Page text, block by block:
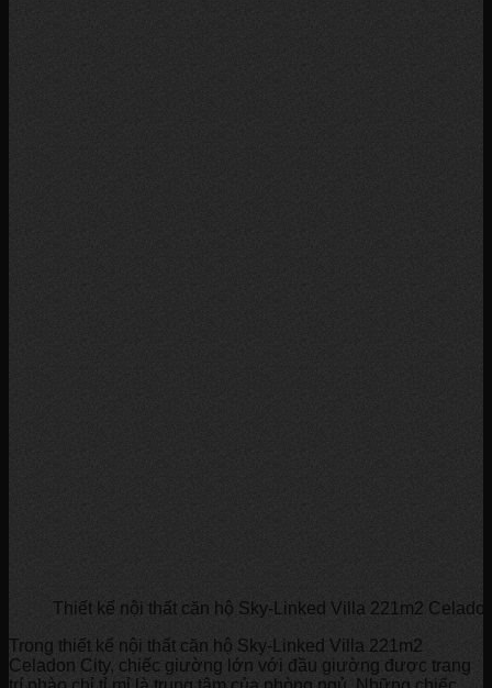
Thiết kế nội thất căn hộ Sky-Linked Villa 221m2
Trong thiết kế nội thất căn hộ Sky-Linked Villa 221m2
Celadon City, chiếc giường lớn với đầu giường được trang